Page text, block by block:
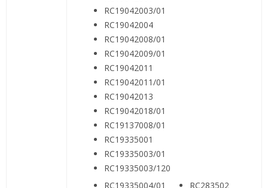
RC19042003/01
RC19042004
RC19042008/01
RC19042009/01
RC19042011
RC19042011/01
RC19042013
RC19042018/01
RC19137008/01
RC19335001
RC19335003/01
RC19335003/120
RC19335004/01
RC283502